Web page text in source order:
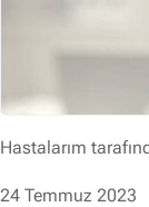
Hastalarım
24 Temmuz 2023